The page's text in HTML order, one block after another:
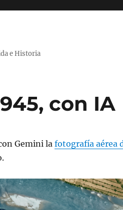
e Historia
con IA
Gemini lafotografía aérea